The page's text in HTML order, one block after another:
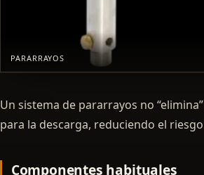
PARARRAYOS
Un sistema de pararrayos no
para la descarga, reduciendo el
Componentes habituales